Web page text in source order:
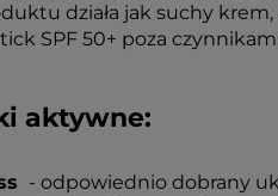
działa jak suchy
SPF 50+ poza
aktywne:
- odpowiednio dobrany